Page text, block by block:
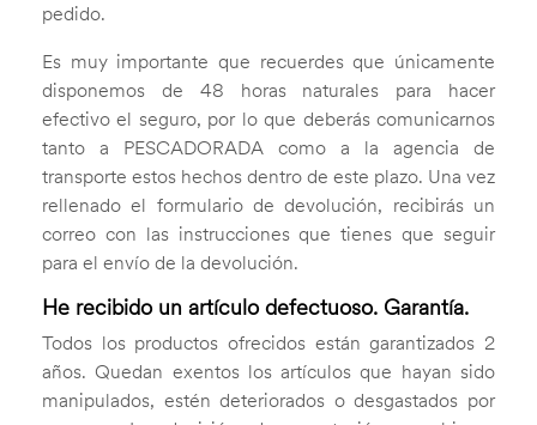
pedido.
Es muy importante que recuerdes que únicamente
disponemos de 48 horas naturales para hacer
efectivo el seguro, por lo que deberás comunicarnos
tanto a PESCADORADA como a la agencia de
transporte estos hechos dentro de este plazo. Una vez
rellenado el formulario de devolución, recibirás un
correo con las instrucciones que tienes que seguir
para el envío de la devolución.
He recibido un artículo defectuoso. Garantía.
Todos los productos ofrecidos están garantizados 2
años. Quedan exentos los artículos que hayan sido
manipulados, estén deteriorados o desgastados por